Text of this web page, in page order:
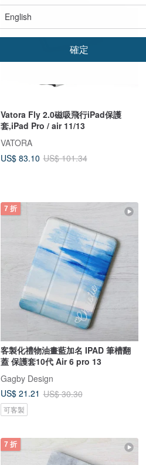
Vatora Fly 2.0磁吸飛行iPad保護
套,iPad Pro / air 11/13
VATORA
US$ 83.10 US$ 101.34
7 折
客製化禮物油畫藍加名 IPAD 筆槽翻
蓋 保護套10代 Air 6 pro 13
Gagby Design
US$ 21.21 US$ 30.30
可客製
7 折
確定